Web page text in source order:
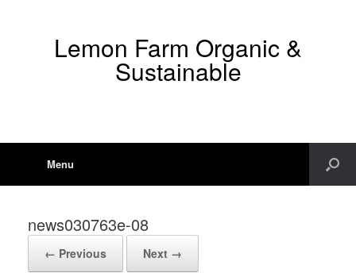
Lemon Farm Organic &
Sustainable
Menu
news030763e-08
← Previous Next →